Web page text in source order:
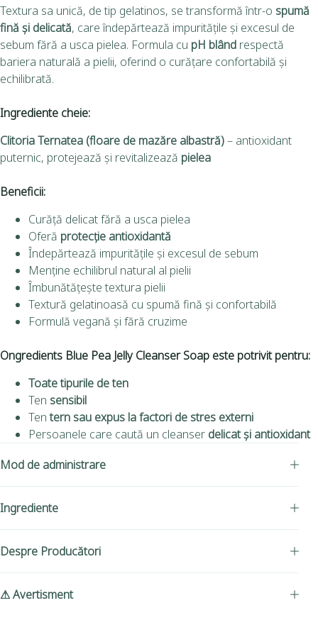
Textura sa unică, de tip gelatinos, se transformă într-o spumă
fină și delicată, care îndepărtează impuritățile și excesul de
sebum fără a usca pielea. Formula cu pH blând respectă
bariera naturală a pielii, oferind o curățare confortabilă și
echilibrată.
Ingrediente cheie:
Clitoria Ternatea (floare de mazăre albastră)– antioxidant
puternic, protejează și revitalizează pielea
Beneficii:
Curăță delicat fără a usca pielea
Oferă protecție antioxidantă
Îndepărtează impuritățile și excesul de sebum
Menține echilibrul natural al pielii
Îmbunătățește textura pielii
Textură gelatinoasă cu spumă fină și confortabilă
Formulă vegană și fără cruzime
Ongredients Blue Pea Jelly Cleanser Soap este potrivit pentru:
Toate tipurile de ten
Ten sensibil
Tentern sau expus la factori de stres externi
Persoanele care caută un cleanser delicat și antioxidant
Mod de administrare
Ingrediente
Despre Producători
⚠ Avertisment